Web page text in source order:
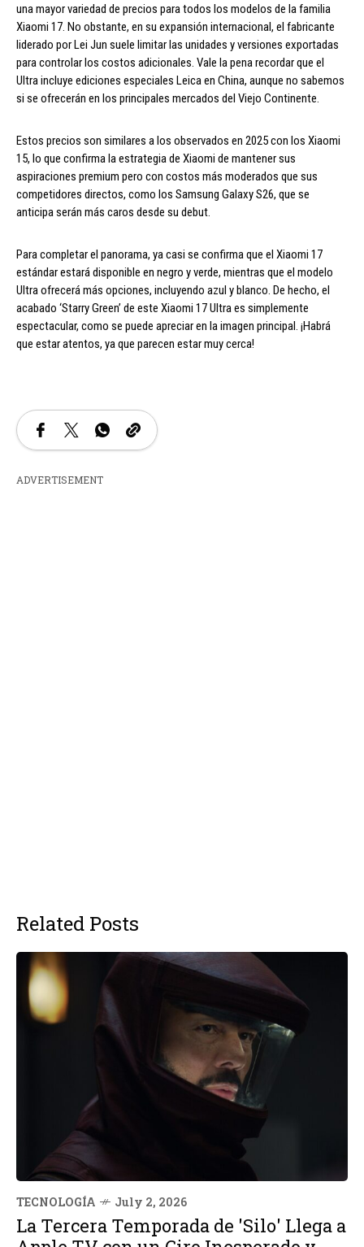
una mayor variedad de precios para todos los modelos de la familia
Xiaomi 17. No obstante, en su expansión internacional, el fabricante
liderado por Lei Jun suele limitar las unidades y versiones exportadas
para controlar los costos adicionales. Vale la pena recordar que el
Ultra incluye ediciones especiales Leica en China, aunque no sabemos
si se ofrecerán en los principales mercados del Viejo Continente.
Estos precios son similares a los observados en 2025 con los Xiaomi
15, lo que confirma la estrategia de Xiaomi de mantener sus
aspiraciones premium pero con costos más moderados que sus
competidores directos, como los Samsung Galaxy S26, que se
anticipa serán más caros desde su debut.
Para completar el panorama, ya casi se confirma que el Xiaomi 17
estándar estará disponible en negro y verde, mientras que el modelo
Ultra ofrecerá más opciones, incluyendo azul y blanco. De hecho, el
acabado ‘Starry Green’ de este Xiaomi 17 Ultra es simplemente
espectacular, como se puede apreciar en la imagen principal. ¡Habrá
que estar atentos, ya que parecen estar muy cerca!
ADVERTISEMENT
Related Posts
TECNOLOGÍA July 2, 2026
La Tercera Temporada de 'Silo' Llega a